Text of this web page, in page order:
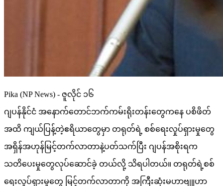
Pika (NP News) - ဇူလိုင် ၁၆
ဂျပန်နိုင်ငံ အနောက်တောင်ဘက်ကမ်းရိုးတန်းတွေကနေ ပစိဖိတ်
အထိ ကျယ်ပြန့်တဲ့ဧရိယာတွေမှာ တရုတ်ရဲ့ စစ်ရေးလှုပ်ရှားမှုတွေ
အရှိန်အဟုန်မြင့်တက်လာတာနဲ့ပတ်သက်ပြီး ဂျပန်အစိုးရက
သတိပေးမှုတွေလုပ်ဆောင်ခဲ့ တယ်လို့ သိရပါတယ်။ တရုတ်ရဲ့စစ်
ရေးလှုပ်ရှားမှုတွေ မြင့်တက်လာတာကို အကြီးဆုံးမဟာဗျူဟာ